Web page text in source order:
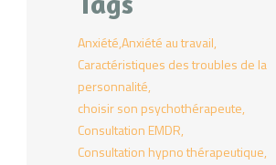
AnxiétéAnxiété au travail
Caractéristiques des troubles de la
personnalité
choisir son psychothérapeute
Consultation EMDR
Consultation hypno thérapeutique